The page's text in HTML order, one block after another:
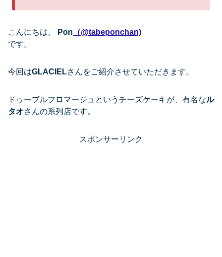
こんにちは、 Pon （@tabeponchan)
です。
今回はGLACIELさんをご紹介させていただきます。
ドゥーブルフロマージュというチーズケーキが、有名なル
タオさんの系列店です。
スポンサーリンク